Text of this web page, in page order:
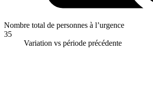
Nombre total de personnes à l’urgence
35
Variation vs période précédente